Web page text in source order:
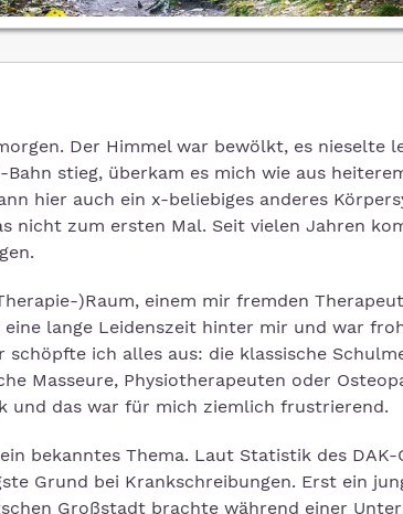
Der Himmel war bewölkt, es nieselte
stieg, überkam es mich wie aus
hier auch ein x-beliebiges anderes
nicht zum ersten Mal. Seit vielen Jahren
)Raum, einem mir fremden
lange Leidenszeit hinter mir und war
schöpfte ich alles aus: die klassische
Masseure, Physiotherapeuten oder
und das war für mich ziemlich frustrierend.
bekanntes Thema. Laut Statistik des
Grund bei Krankschreibungen. Erst ein
Großstadt brachte während einer